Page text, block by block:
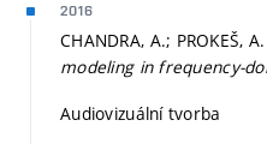
2016
CHANDRA, A.; PROKEŠ, A.
modeling in frequency-
Audiovizuální tvorba